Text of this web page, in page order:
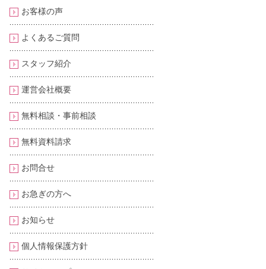
お客様の声
よくあるご質問
スタッフ紹介
運営会社概要
無料相談・事前相談
無料資料請求
お問合せ
お急ぎの方へ
お知らせ
個人情報保護方針